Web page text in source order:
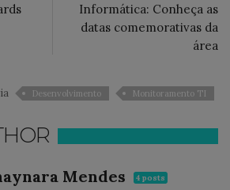
Informática: Conheça as
datas comemorativas da
área
Desenvolvimento Monitoramento TI
Mendes 4 posts